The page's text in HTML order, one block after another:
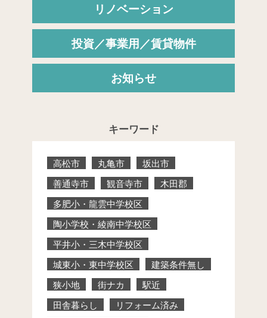
リノベーション
投資／事業用／賃貸物件
お知らせ
キーワード
高松市 丸亀市
坂出市
善通寺市
観音寺市
木田郡
多肥小・龍雲中学校区
陶小学校・綾南中学校区
平井小・三木中学校区
城東小・東中学校区
建築条件無し
狭小地
街ナカ
駅近
田舎暮らし
リフォーム済み